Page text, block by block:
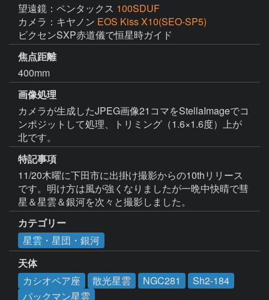
望遠鏡：ペンタックス 100SDUF
カメラ：キヤノン EOS Kiss X10(SEO-SP5)
ビクセンSXP赤道儀で恒星時ガイド
焦点距離
400mm
画像処理
カメラが生成したJPEG画像21コマをStellaImageでコ
ンポジットして処理、トリミング（1.6×1.6度）上が
北です。
特記事項
11/20木曜に下田市に出掛け撮影からの10thリリース
です。明け方は風が強くなりましたが一晩中快晴で彗
星＆星雲＆銀河を次々と撮影しました。
カテゴリー
星雲・星団・銀河
天体
カシオペア座
散光星雲 NGC281
Sh2-184
パックマン星雲